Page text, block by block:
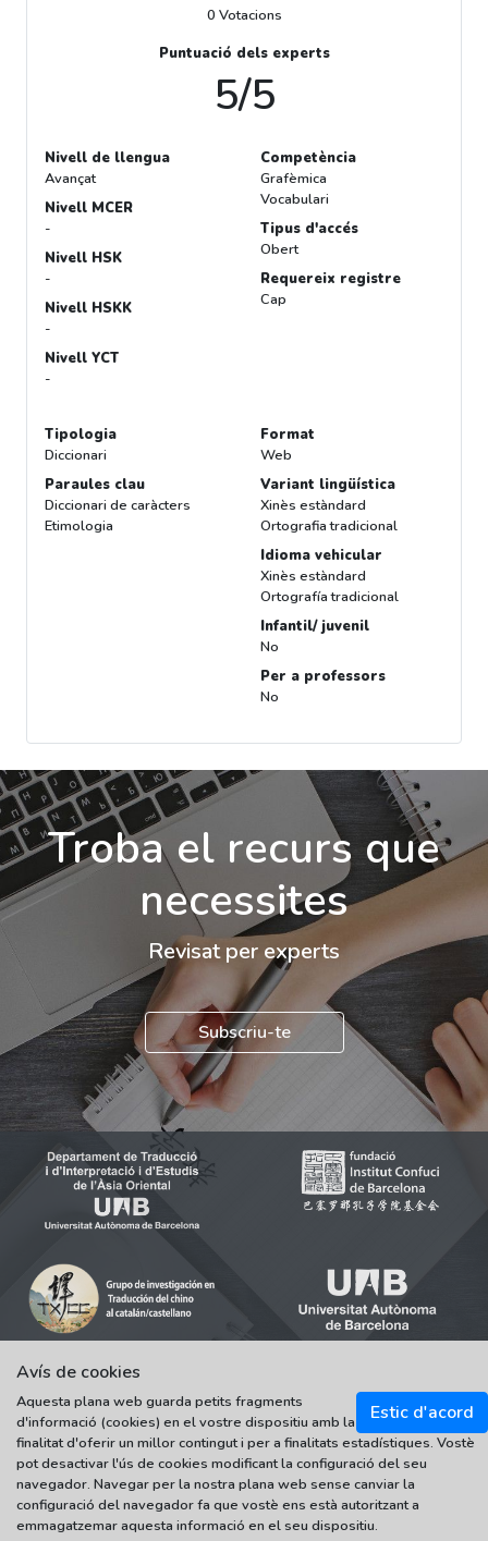
0 Votacions
Puntuació dels experts
5/5
Nivell de llengua
Avançat
Nivell MCER
-
Nivell HSK
-
Nivell HSKK
-
Nivell YCT
-
Competència
Grafèmica
Vocabulari
Tipus d'accés
Obert
Requereix registre
Cap
Tipologia
Diccionari
Paraules clau
Diccionari de caràcters
Etimologia
Format
Web
Variant lingüística
Xinès estàndard
Ortografia tradicional
Idioma vehicular
Xinès estàndard
Ortografía tradicional
Infantil/ juvenil
No
Per a professors
No
Troba el recurs que
necessites
Revisat per experts
Subscriu-te
© 2021-2022 Universitat Autònoma de Barcelona
Tots els drets reservats
Avís de cookies
Estic d'acord
Aquesta plana web guarda petits fragments
d'informació (cookies) en el vostre dispositiu amb la
finalitat d'oferir un millor contingut i per a finalitats estadístiques. Vostè
pot desactivar l'ús de cookies modificant la configuració del seu
navegador. Navegar per la nostra plana web sense canviar la
configuració del navegador fa que vostè ens està autoritzant a
emmagatzemar aquesta informació en el seu dispositiu.